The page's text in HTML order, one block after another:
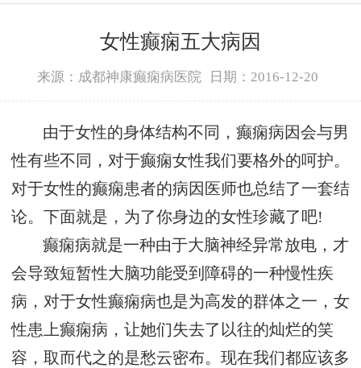
女性癫痫五大病因
来源：成都神康癫痫病医院 日期：2016-12-20
由于女性的身体结构不同，癫痫病因会与男
性有些不同，对于癫痫女性我们要格外的呵护。
对于女性的癫痫患者的病因医师也总结了一套结
论。下面就是，为了你身边的女性珍藏了吧!
癫痫病就是一种由于大脑神经异常放电，才
会导致短暂性大脑功能受到障碍的一种慢性疾
病，对于女性癫痫病也是为高发的群体之一，女
性患上癫痫病，让她们失去了以往的灿烂的笑
容，取而代之的是愁云密布。现在我们都应该多